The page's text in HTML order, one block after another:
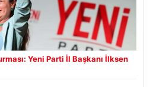
Yeni Parti İl Başkanı İlksen